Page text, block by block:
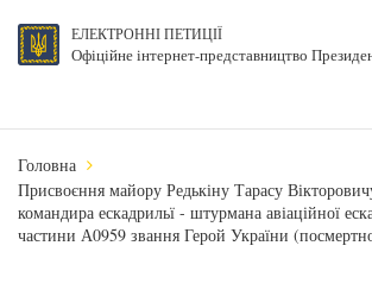
ЕЛЕКТРОННІ ПЕТИЦІЇ
Офіційне інтернет-представництво
Головна
Присвоєння майору Редькіну Тарасу
командира ескадрильї - штурмана авіаційної
частини А0959 звання Герой України